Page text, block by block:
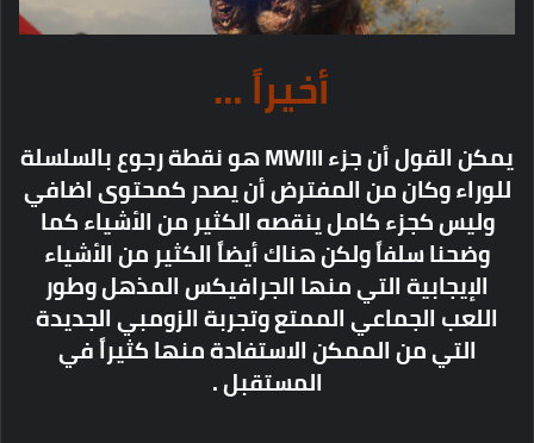
أخيراً …
يمكن القول أن جزء MWIII هو نقطة رجوع بالسلسلة
للوراء وكان من المفترض أن يصدر كمحتوى اضافي
وليس كجزء كامل ينقصه الكثير من الأشياء كما
وضحنا سلفاً ولكن هناك أيضاً الكثير من الأشياء
الإيجابية التي منها الجرافيكس المذهل وطور
اللعب الجماعي الممتع وتجربة الزومبي الجديدة
التي من الممكن الاستفادة منها كثيراً في
المستقبل .